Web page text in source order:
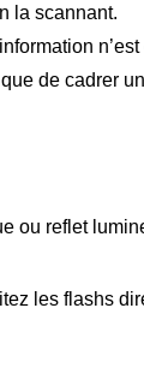
la scannant.
de cadrer
ou reflet
les flashs